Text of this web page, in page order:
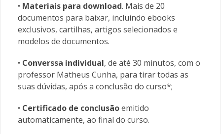
• Materiais para download. Mais de 20
documentos para baixar, incluindo ebooks
exclusivos, cartilhas, artigos selecionados e
modelos de documentos.
• Converssa individual, de até 30 minutos, com o
professor Matheus Cunha, para tirar todas as
suas dúvidas, após a conclusão do curso*;
• Certificado de conclusãoemitido
automaticamente, ao final do curso.